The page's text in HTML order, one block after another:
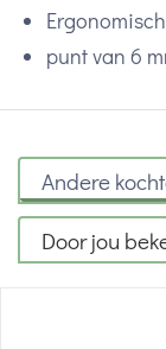
punt van 6
Andere
Door jou